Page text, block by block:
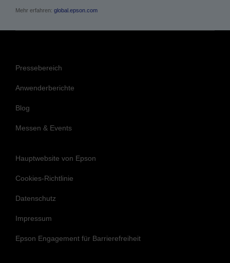
Hauptwebsite von Epson
Cookies-Richtlinie
Folgen Sie uns, um auf dem Laufenden